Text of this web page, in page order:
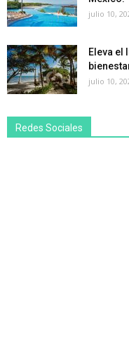
julio 10,
Eleva
julio 10,
Redes Sociales